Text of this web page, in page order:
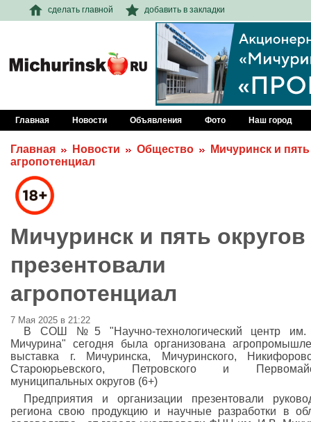
сделать главной добавить в закладки
Главная Новости Объявления Фото Наш город
Главная Новости Общество
Мичуринск и
агропотенциал
Мичуринск и пять округов
презентовали
агропотенциал
7 Мая 2025 в 21:22
В СОШ №5 "Научно-технологический центр
Мичурина" сегодня была организована
выставка г. Мичуринска, Мичуринского,
Староюрьевского, Петровского и
муниципальных округов (6+)
Предприятия и организации презентовали
региона свою продукцию и научные разработки в